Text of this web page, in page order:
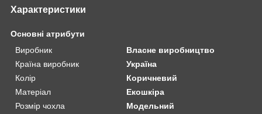
Характеристики
Основні атрибути
Виробник
Власне виробництво
Країна виробник
Україна
Колір
Коричневий
Матеріал
Екошкіра
Розмір чохла
Модельний